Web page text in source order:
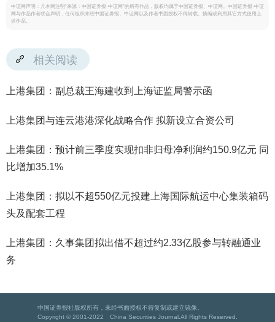
中证网声明：凡本网注明“来源：中国证券报·中证网”的所有作品，版权均属于中国证券报、中证网。中国证券报·中证
网与作品作者联合声明，任何组织未经中国证券报、中证网以及作者书面授权不得转载、摘编或利用其它方式使用上
述作品。
相关阅读
上港集团：副总裁王海建收到上海证监局警示函
上港集团与连云港港深化战略合作 拟新设立合资公司
上港集团：预计前三季度实现扣非归母净利润约150.9亿元 同
比增加35.1%
上港集团：拟以不超550亿元投建上海国际航运中心集装箱码
头及配套工程
上港集团：久事集团拟出借不超过约2.33亿股参与转融通业
务
中国证券报社版权所有，未经书面授权不得复制或建立镜像。
Copyright © 2001-2022 China Securities Journal.All Rights Reserved.